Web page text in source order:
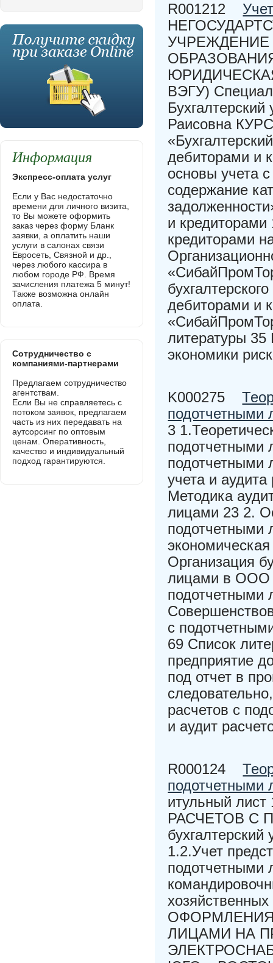
R001212
ВЭГУ)
Раисовна
дебиторами и
основы учета
содержание
и кредиторами
кредиторами
дебиторами и
литературы 35
экономики
K000275
подотчетными
3
подотчетными
подотчетными
учета и
Методика
лицами 23 2.
подотчетными
Организация
лицами в ООО
с
69 Список
предприятие
под отчет в
расчетов с
и аудит
R000124
подотчетными
итульный
РАСЧЕТОВ С
1.2.Учет
ЛИЦАМИ НА
Информация
Экспресс-оплата услуг
Если у Вас недостаточно
времени для личного визита,
то Вы можете оформить
заказ через форму Бланк
заявки, а оплатить наши
услуги в салонах связи
Евросеть, Связной и др.,
через любого кассира в
любом городе РФ. Время
зачисления платежа 5 минут!
Также возможна онлайн
оплата.
Сотрудничество с
компаниями-партнерами
Предлагаем сотрудничество
агентствам.
Если Вы не справляетесь с
потоком заявок, предлагаем
часть из них передавать на
аутсорсинг по оптовым
ценам. Оперативность,
качество и индивидуальный
подход гарантируются.